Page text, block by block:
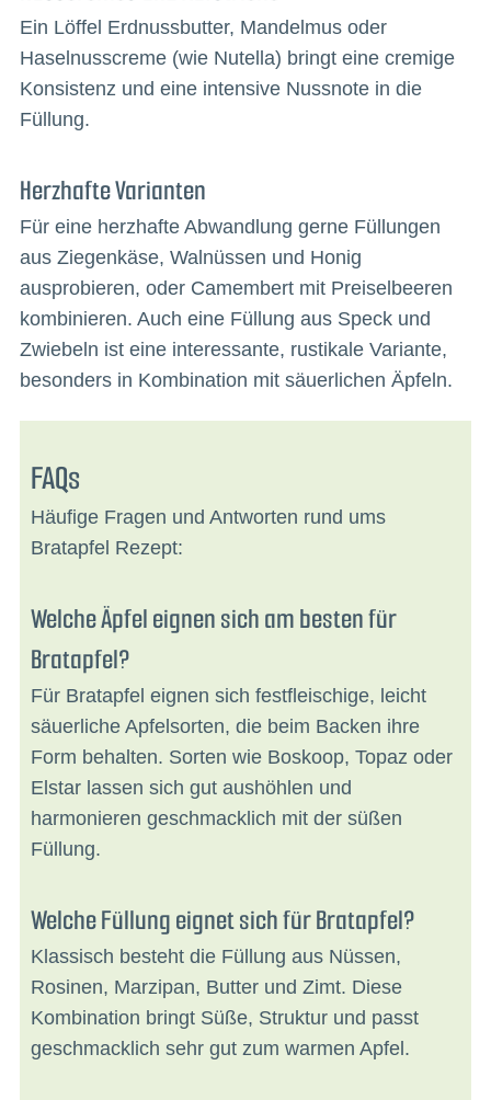
Ein Löffel Erdnussbutter, Mandelmus oder
Haselnusscreme (wie Nutella) bringt eine cremige
Konsistenz und eine intensive Nussnote in die
Füllung.
Herzhafte Varianten
Für eine herzhafte Abwandlung gerne Füllungen
aus Ziegenkäse, Walnüssen und Honig
ausprobieren, oder Camembert mit Preiselbeeren
kombinieren. Auch eine Füllung aus Speck und
Zwiebeln ist eine interessante, rustikale Variante,
besonders in Kombination mit säuerlichen Äpfeln.
FAQs
Häufige Fragen und Antworten rund ums
Bratapfel Rezept:
Welche Äpfel eignen sich am besten für
Bratapfel?
Für Bratapfel eignen sich festfleischige, leicht
säuerliche Apfelsorten, die beim Backen ihre
Form behalten. Sorten wie Boskoop, Topaz oder
Elstar lassen sich gut aushöhlen und
harmonieren geschmacklich mit der süßen
Füllung.
Welche Füllung eignet sich für Bratapfel?
Klassisch besteht die Füllung aus Nüssen,
Rosinen, Marzipan, Butter und Zimt. Diese
Kombination bringt Süße, Struktur und passt
geschmacklich sehr gut zum warmen Apfel.